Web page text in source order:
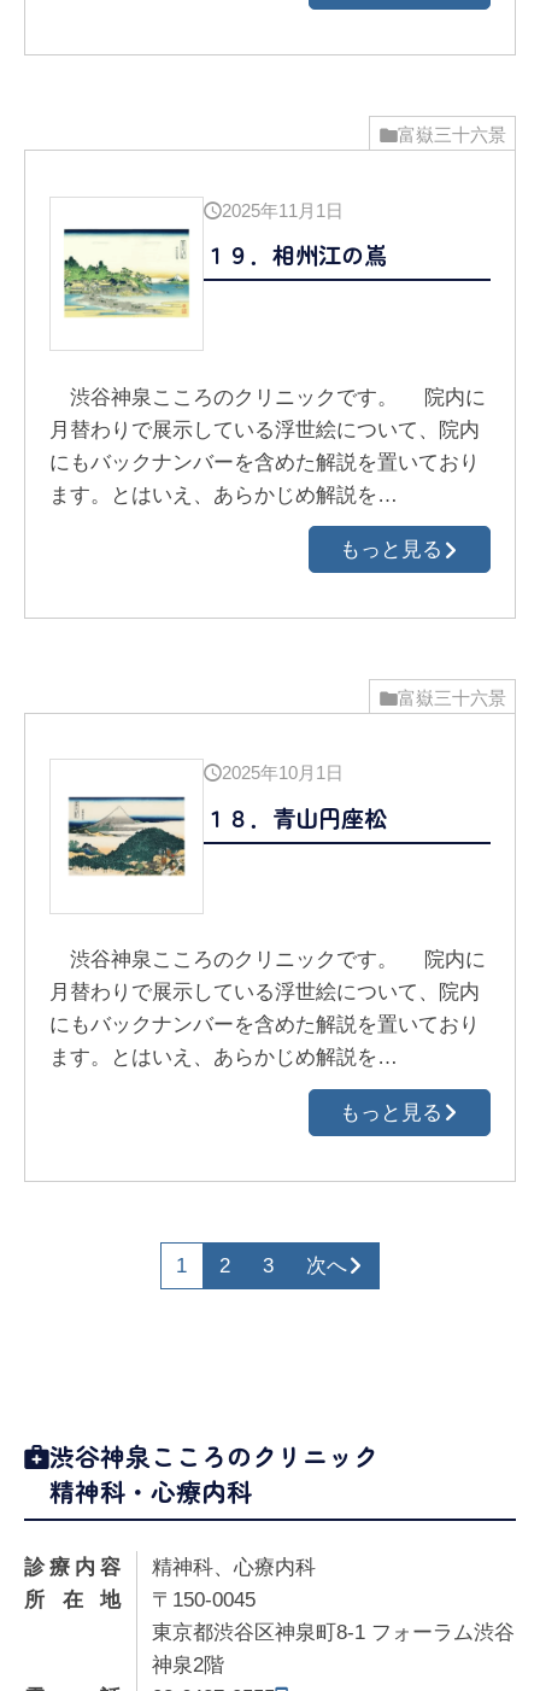
富嶽三十六景
2025年11月1日
１９．相州江の嶌
渋谷神泉こころのクリニックです。 院内に
月替わりで展示している浮世絵について、院内
にもバックナンバーを含めた解説を置いており
ます。とはいえ、あらかじめ解説を…
もっと見る
富嶽三十六景
2025年10月1日
１８．青山円座松
渋谷神泉こころのクリニックです。 院内に
月替わりで展示している浮世絵について、院内
にもバックナンバーを含めた解説を置いており
ます。とはいえ、あらかじめ解説を…
もっと見る
1 2 3 次へ
渋谷神泉こころのクリニック
精神科・心療内科
診療内容
精神科、心療内科
所在地
〒150-0045
東京都渋谷区神泉町8-1 フォーラム渋谷
神泉2階